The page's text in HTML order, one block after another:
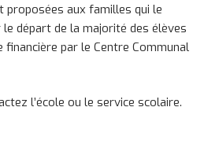
proposées aux familles qui le
départ de la majorité des élèves
financière par le Centre Communal
l’école ou le service scolaire.